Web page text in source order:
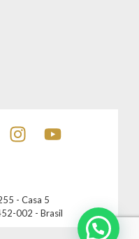
- Casa 5
002 - Brasil